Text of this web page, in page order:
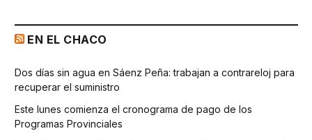
EN EL CHACO
Dos días sin agua en Sáenz Peña: trabajan a contrareloj para
recuperar el suministro
Este lunes comienza el cronograma de pago de los
Programas Provinciales